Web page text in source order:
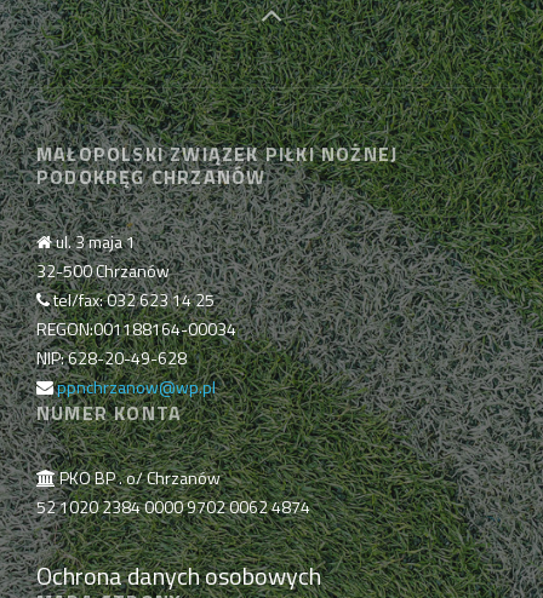
MAŁOPOLSKI ZWIĄZEK PIŁKI NOŻNEJ
PODOKRĘG CHRZANÓW
ul. 3 maja 1
32-500 Chrzanów
tel/fax: 032 623 14 25
REGON:001188164-00034
NIP: 628-20-49-628
ppnchrzanow@wp.pl
NUMER KONTA
PKO BP . o/ Chrzanów
52 1020 2384 0000 9702 0062 4874
Ochrona danych osobowych